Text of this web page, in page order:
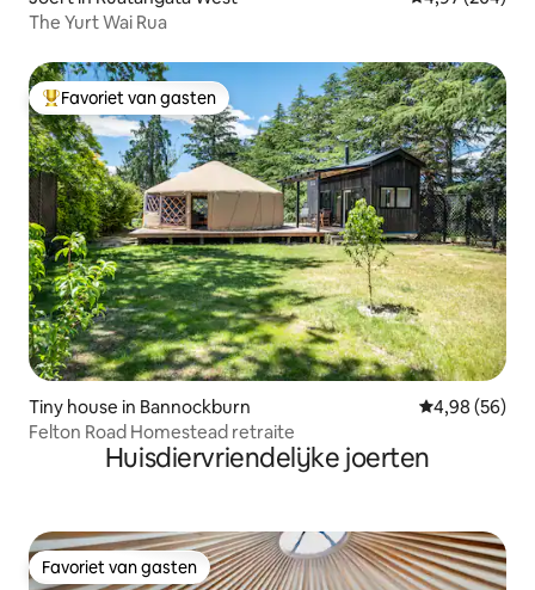
The Yurt Wai Rua
Topfavoriet van gasten
Favoriet van gasten
Tiny house in Bannockburn Gemiddelde
4,98 (56)
Felton Road Homestead retraite
Huisdiervriendelijke joerten
Favoriet van gasten
Favoriet van gasten